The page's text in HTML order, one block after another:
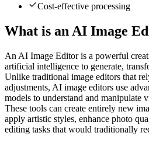
Cost-effective processing
What is an AI Image
An AI Image Editor is a powerful
artificial intelligence to generate,
Unlike traditional image editors that
adjustments, AI image editors use
models to understand and manipulate
These tools can create entirely new
apply artistic styles, enhance photo
editing tasks that would traditionally